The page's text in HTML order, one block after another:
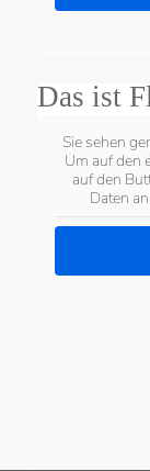
Das ist
Sie sehen
Um auf den
auf den
Daten